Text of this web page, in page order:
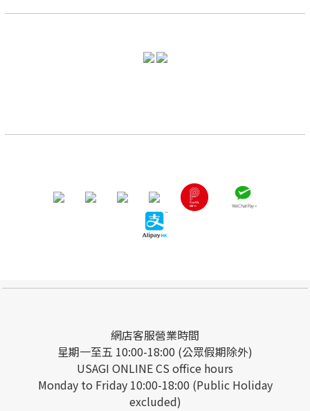
網店客服營業時間
星期一至五 10:00-18:00 (公眾假期除外)
USAGI ONLINE CS office hours
Monday to Friday 10:00-18:00 (Public Holiday
excluded)